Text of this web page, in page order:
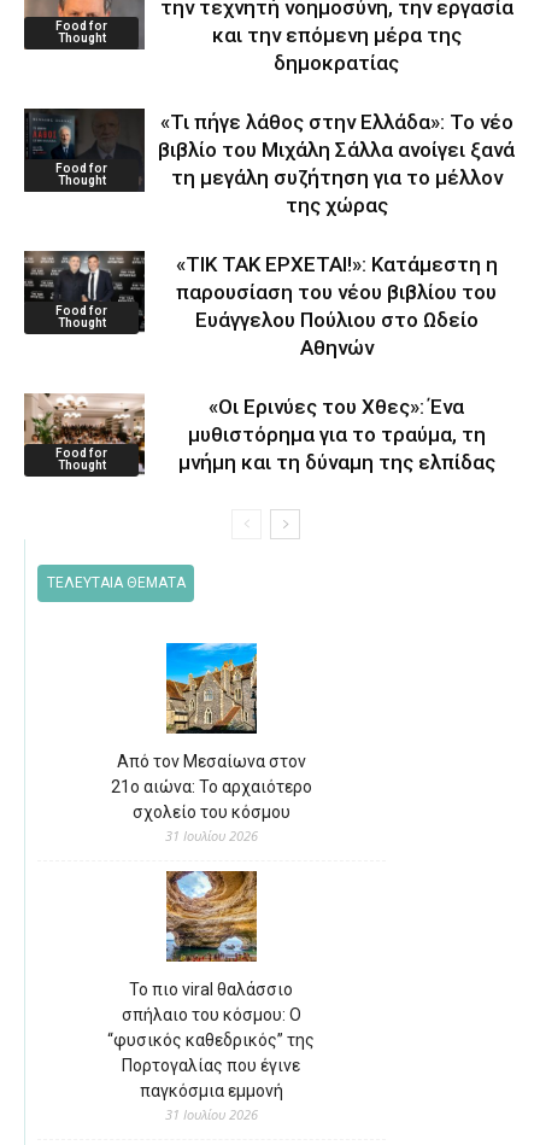
Food for
Thought
την τεχνητή νοημοσύνη, την εργασία
και την επόμενη μέρα της
δημοκρατίας
Food for
Thought
«Τι πήγε λάθος στην Ελλάδα»: Το νέο
βιβλίο του Μιχάλη Σάλλα ανοίγει ξανά
τη μεγάλη συζήτηση για το μέλλον
της χώρας
Food for
Thought
«ΤΙΚ ΤΑΚ ΕΡΧΕΤΑΙ!»: Κατάμεστη η
παρουσίαση του νέου βιβλίου του
Ευάγγελου Πούλιου στο Ωδείο
Αθηνών
Food for
Thought
«Οι Ερινύες του Χθες»: Ένα
μυθιστόρημα για το τραύμα, τη
μνήμη και τη δύναμη της ελπίδας
ΤΕΛΕΥΤΑΙΑ ΘΕΜΑΤΑ
Από τον Μεσαίωνα στον
21ο αιώνα: Το αρχαιότερο
σχολείο του κόσμου
31 Ιουλίου 2026
Το πιο viral θαλάσσιο
σπήλαιο του κόσμου: Ο
“φυσικός καθεδρικός” της
Πορτογαλίας που έγινε
παγκόσμια εμμονή
31 Ιουλίου 2026